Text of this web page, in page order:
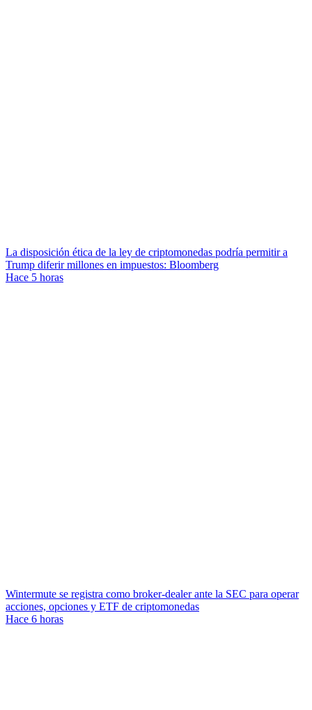
La disposición ética de la ley de criptomonedas podría permitir a
Trump diferir millones en impuestos: Bloomberg
Hace 5 horas
Wintermute se registra como broker-dealer ante la SEC para operar
acciones, opciones y ETF de criptomonedas
Hace 6 horas